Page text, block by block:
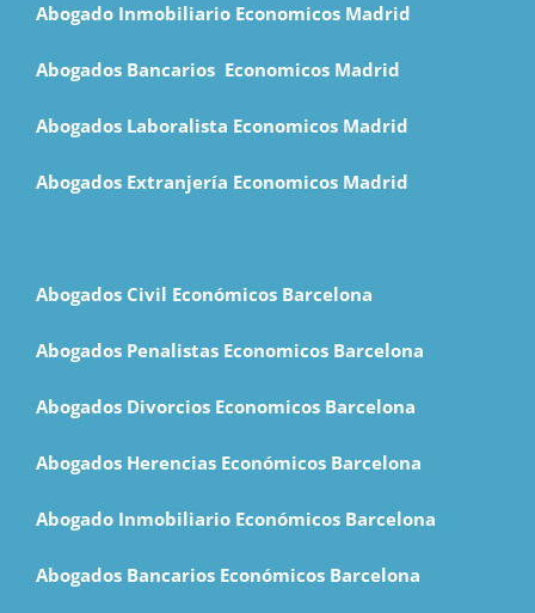
Abogado Inmobiliario Economicos Madrid
Abogados Bancarios Economicos Madrid
Abogados Laboralista Economicos Madrid
Abogados Extranjería Economicos Madrid
Abogados Civil Económicos Barcelona
Abogados Penalistas Economicos Barcelona
Abogados Divorcios Economicos Barcelona
Abogados Herencias Económicos Barcelona
Abogado Inmobiliario Económicos Barcelona
Abogados Bancarios Económicos Barcelona